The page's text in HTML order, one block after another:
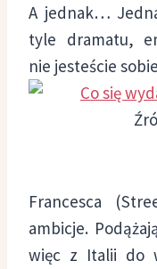
A jednak…
tyle dramatu,
nie jesteście
Francesca
ambicje.
więc z Italii do